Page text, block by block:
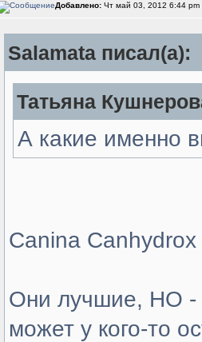
Добавлено: Чт май 03, 2012 6:44 pm
Salamata писал(а):
Татьяна
А какие именно
Canina Canhydrox
Они лучшие, НО -
может у кого-то